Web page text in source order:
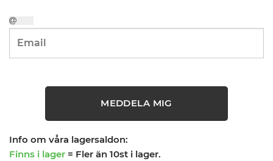
MEDDELA MIG
Info om våra lagersaldon:
Finns i lager = Fler än 10st i lager.